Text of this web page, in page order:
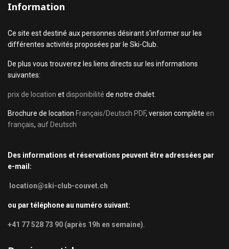
Information
Ce site est destiné aux personnes désirant s'informer sur les
différentes activités proposées par le Ski-Club.
De plus vous trouverez les liens directs sur les informations
suivantes:
prix de location et disponibilité de notre chalet.
Brochure de location Français/Deutsch PDF, version complète en
français, auf Deutsch
Des informations et réservations peuvent être adressées par
e-mail:
location@ski-club-couvet.ch
ou par téléphone au numéro suivant:
+41 77 528 73 90 (après 19h en semaine)